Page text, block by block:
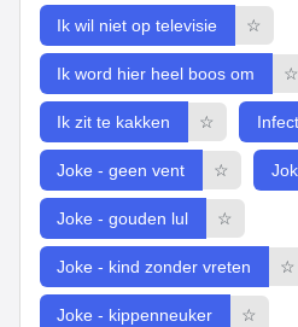
Ik wil niet op televisie ☆
Ik word hier heel boos om ☆
Ik zit te kakken ☆
Joke - geen vent ☆
Joke - gouden lul ☆
Joke - kind zonder vreten ☆
Joke - kippenneuker ☆